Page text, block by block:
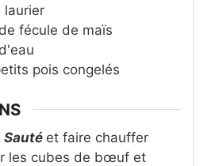
laurier
de fécule de maïs
d'eau
pois congelés
Sauté et faire chauffer
les cubes de bœuf et